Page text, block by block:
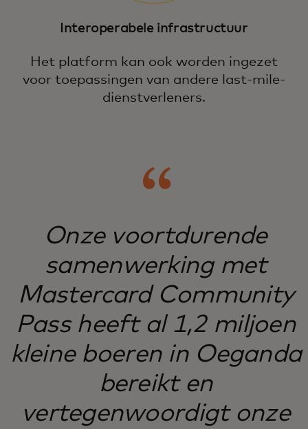
Interoperabele infrastructuur
Het platform kan ook worden ingezet
voor toepassingen van andere last-mile-
dienstverleners.
Onze voortdurende
samenwerking met
Mastercard Community
Pass heeft al 1,2 miljoen
kleine boeren in Oeganda
bereikt en
vertegenwoordigt onze